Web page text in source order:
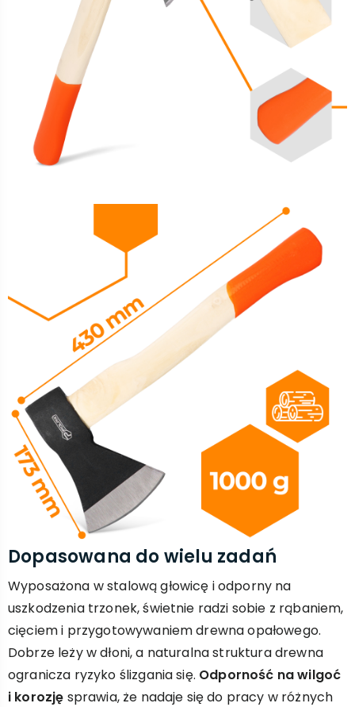
Dopasowana do wielu zadań
Wyposażona w stalową głowicę i odporny na
uszkodzenia trzonek, świetnie radzi sobie z rąbaniem,
cięciem i przygotowywaniem drewna opałowego.
Dobrze leży w dłoni, a naturalna struktura drewna
ogranicza ryzyko ślizgania się. Odporność na wilgoć
i korozję sprawia, że nadaje się do pracy w różnych